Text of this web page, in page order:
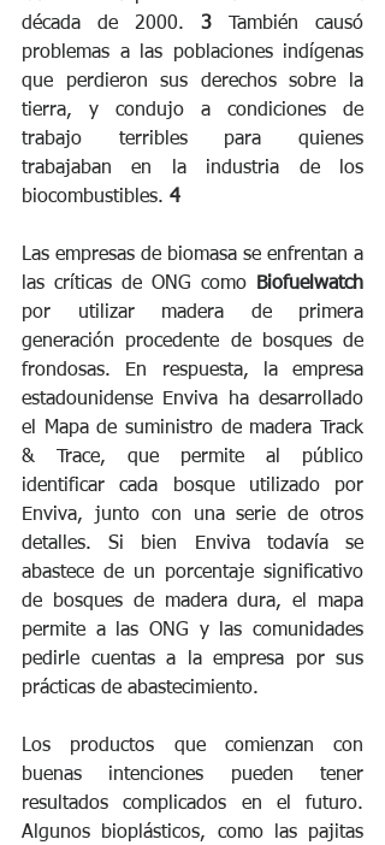
década de 2000. 3 También causó
problemas a las poblaciones indígenas
que perdieron sus derechos sobre la
tierra, y condujo a condiciones de
trabajo terribles para quienes
trabajaban en la industria de los
biocombustibles. 4
Las empresas de biomasa se enfrentan a
las críticas de ONG como Biofuelwatch
por utilizar madera de primera
generación procedente de bosques de
frondosas. En respuesta, la empresa
estadounidense Enviva ha desarrollado
el Mapa de suministro de madera Track
& Trace, que permite al público
identificar cada bosque utilizado por
Enviva, junto con una serie de otros
detalles. Si bien Enviva todavía se
abastece de un porcentaje significativo
de bosques de madera dura, el mapa
permite a las ONG y las comunidades
pedirle cuentas a la empresa por sus
prácticas de abastecimiento.
Los productos que comienzan con
buenas intenciones pueden tener
resultados complicados en el futuro.
Algunos bioplásticos, como las pajitas